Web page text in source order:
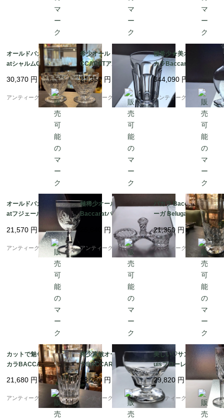
ナンシーのアイスペールやワイングラスも出品中です。
ぜひご覧下さい♪
アンティークバカラ
日本酒に最適の大きさです♡
オールドバカラBaccar
atシャルムCharmesワ
イングラス2個♡6.2cm
30,370 円
アンティーク ボアルネ
希少オールドバカラBA
CCARATアルクール ☆
ウィスキーグラス H9.6
cm☆
21,350 円
アンティーク ボアルネ
極希少★美オールドバ
カラBaccaratダヴォス
Davosデカンタ★美術
館展示品
344,090 円
アンティーク ボアルネ
オールドバカラBaccar
atフジェールFougere
水用グラス(ワインに
も)♡
21,570 円
アンティーク ボアルネ
極稀少オールドバカラ
Baccaratバンブー Ba
mbou★塩入れ★クリ
円
アンティーク ボアルネ
バカラ Baccaratベル
ーガ Belugaクリスタル
ハイボールグラス14c
m
21,350 円
アンティーク ボアルネ
カットで魅せます♡バ
カラBACCARATロー
タリーRortaryハイボ
ールグラス
21,680 円
アンティーク ボアルネ
稀少素敵オールドバカ
ラBACCARAT★サヴ
ォアSavoie★アペリテ
ィフグラス
28,280 円
アンティーク ボアルネ
美しい♡サンルイSt Lo
uisフローレンスFloren
ceシャンパンフルート
★
29,820 円
アンティーク ボアルネ